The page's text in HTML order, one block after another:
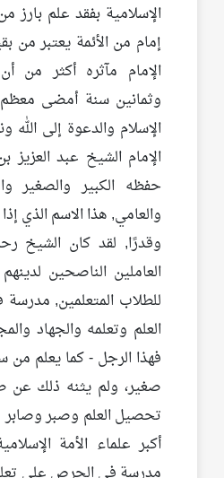
الإسلامية بفقد علم بارز
إمام من الأئمة يعتبر من
الإمام مآثره أكثر
وثمانين سنة أمضى
الإسلام والدعوة إلى الله
الإمام الشيخ عبد العزيز
حفظه الكبير والصغير
والعامي, هذا الاسم الذي
وقدرًا, لقد كان الشيخ
العاملين الناصحين
للطلاب المتعلمين,
العلم وتعلمه والجهاد
فهذا الرجل - كما يعلم
صغير، ولم يثنه ذلك عن
تحصيل العلم وصبر
أكبر علماء الأمة